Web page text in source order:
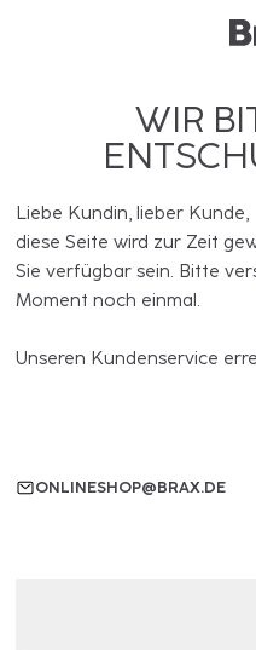
WIR
Liebe Kundin, lieber Kunde,
diese Seite wird zur Zeit
Sie verfügbar sein. Bitte
Moment noch einmal.
Unseren Kundenservice
ONLINESHOP@BRAX.DE